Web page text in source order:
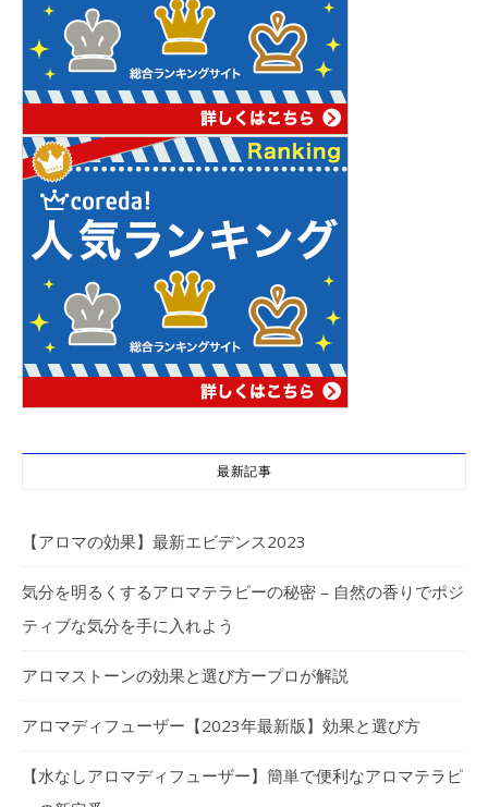
最新記事
【アロマの効果】最新エビデンス2023
気分を明るくするアロマテラピーの秘密 – 自然の香りでポジ
ティブな気分を手に入れよう
アロマストーンの効果と選び方ープロが解説
アロマディフューザー【2023年最新版】効果と選び方
【水なしアロマディフューザー】簡単で便利なアロマテラピ